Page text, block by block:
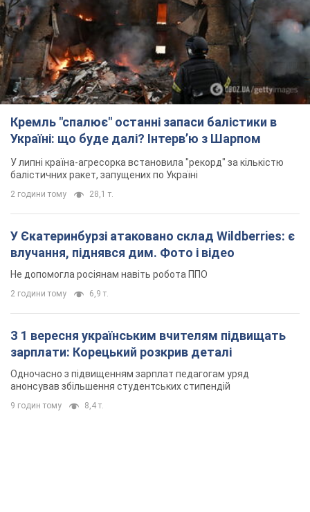
Кремль "спалює" останні запаси балістики в
Україні: що буде далі? Інтерв’ю з Шарпом
У липні країна-агресорка встановила "рекорд" за кількістю
балістичних ракет, запущених по Україні
2 години тому 28,1 т.
У Єкатеринбурзі атаковано склад Wildberries: є
влучання, піднявся дим. Фото і відео
Не допомогла росіянам навіть робота ППО
2 години тому 6,9 т.
З 1 вересня українським вчителям підвищать
зарплати: Корецький розкрив деталі
Одночасно з підвищенням зарплат педагогам уряд
анонсував збільшення студентських стипендій
9 годин тому 8,4 т.